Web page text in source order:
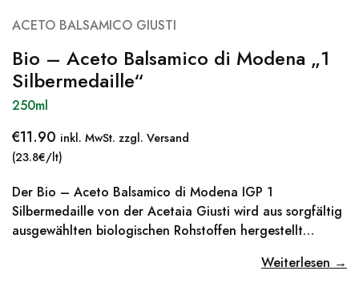
ACETO BALSAMICO GIUSTI
Bio – Aceto Balsamico di Modena „1
Silbermedaille“
250ml
€11.90 inkl. MwSt. zzgl. Versand
(23.8€/lt)
Der Bio – Aceto Balsamico di Modena IGP 1
Silbermedaille von der Acetaia Giusti wird aus sorgfältig
ausgewählten biologischen Rohstoffen hergestellt…
Weiterlesen →